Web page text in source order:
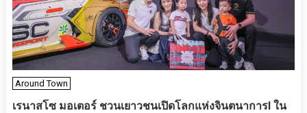
Around Town
เรนาสโซ มอเตอร์ ชวนเยาวชนเปิดโลกแห่งจินตนาการl ใน